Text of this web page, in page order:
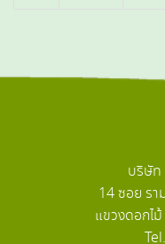
บริษัท
14 ซอย ร
แขวงดอกไ